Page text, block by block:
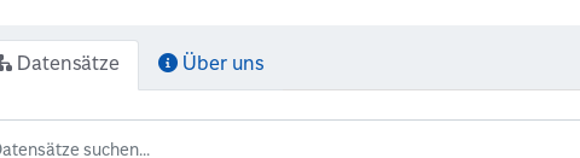
Datensätze Über uns